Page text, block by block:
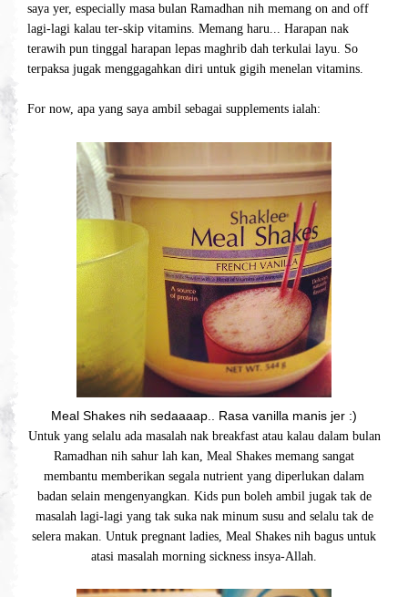
saya yer, especially masa bulan Ramadhan nih memang on and off
lagi-lagi kalau ter-skip vitamins. Memang haru... Harapan nak
terawih pun tinggal harapan lepas maghrib dah terkulai layu. So
terpaksa jugak menggagahkan diri untuk gigih menelan vitamins.
For now, apa yang saya ambil sebagai supplements ialah:
Meal Shakes nih sedaaaap.. Rasa vanilla manis jer :)
Untuk yang selalu ada masalah nak breakfast atau kalau dalam bulan
Ramadhan nih sahur lah kan, Meal Shakes memang sangat
membantu memberikan segala nutrient yang diperlukan dalam
badan selain mengenyangkan. Kids pun boleh ambil jugak tak de
masalah lagi-lagi yang tak suka nak minum susu and selalu tak de
selera makan. Untuk pregnant ladies, Meal Shakes nih bagus untuk
atasi masalah morning sickness insya-Allah.